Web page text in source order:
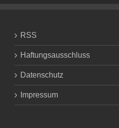
RSS
Haftungsausschluss
Datenschutz
Impressum